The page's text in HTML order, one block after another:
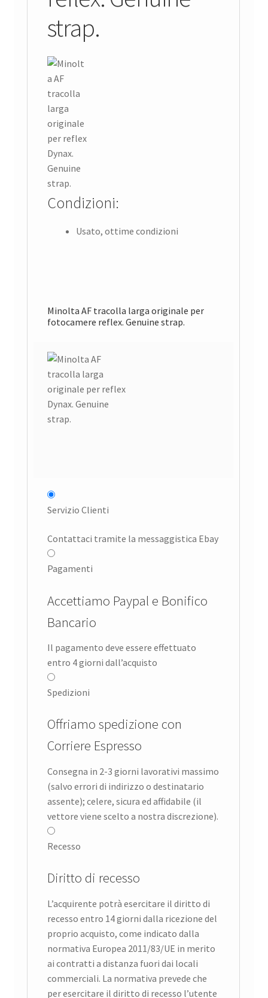
strap.
Condizioni:
Usato, ottime condizioni
Minolta AF tracolla larga originale per
fotocamere reflex. Genuine strap.
Servizio Clienti
Contattaci tramite la messaggistica Ebay
Pagamenti
Accettiamo Paypal e Bonifico
Bancario
Il pagamento deve essere effettuato
entro 4 giorni dall’acquisto
Spedizioni
Offriamo spedizione con
Corriere Espresso
Consegna in 2-3 giorni lavorativi massimo
(salvo errori di indirizzo o destinatario
assente); celere, sicura ed affidabile (il
vettore viene scelto a nostra discrezione).
Recesso
Diritto di recesso
L’acquirente potrà esercitare il diritto di
recesso entro 14 giorni dalla ricezione del
proprio acquisto, come indicato dalla
normativa Europea 2011/83/UE in merito
ai contratti a distanza fuori dai locali
commerciali. La normativa prevede che
per esercitare il diritto di recesso l’utente